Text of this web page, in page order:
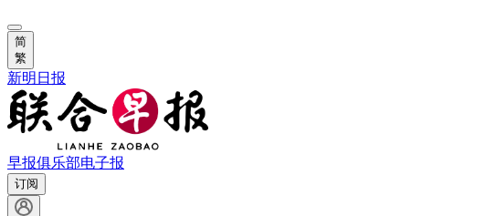
简
繁
新明日报
早报俱乐部电子报
订阅